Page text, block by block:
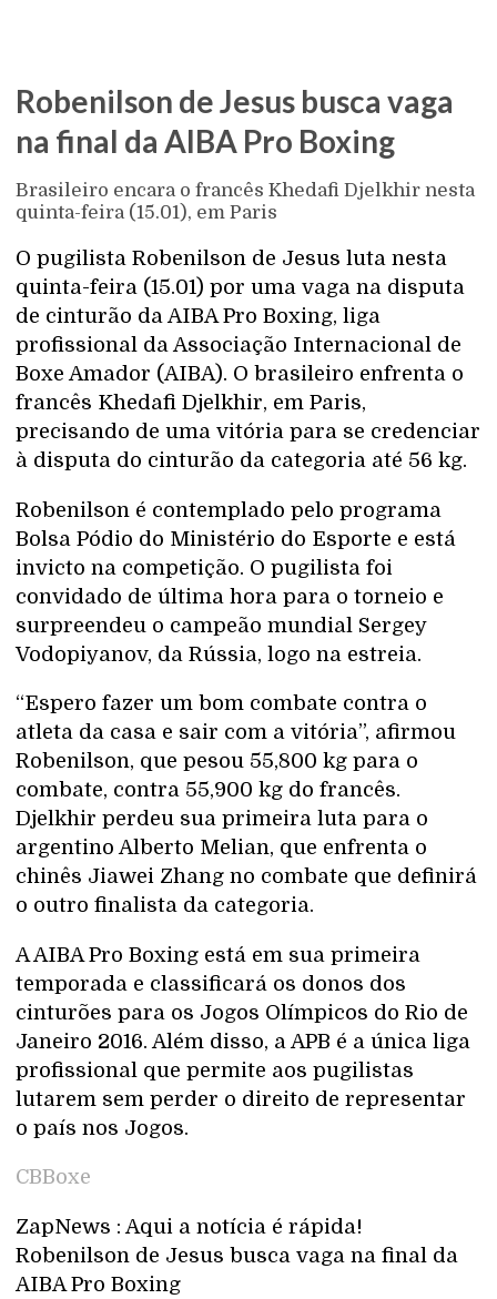
Robenilson de Jesus busca vaga
na final da AIBA Pro Boxing
Brasileiro encara o francês Khedafi Djelkhir nesta
quinta-feira (15.01), em Paris
O pugilista Robenilson de Jesus luta nesta
quinta-feira (15.01) por uma vaga na disputa
de cinturão da AIBA Pro Boxing, liga
profissional da Associação Internacional de
Boxe Amador (AIBA). O brasileiro enfrenta o
francês Khedafi Djelkhir, em Paris,
precisando de uma vitória para se credenciar
à disputa do cinturão da categoria até 56 kg.
Robenilson é contemplado pelo programa
Bolsa Pódio do Ministério do Esporte e está
invicto na competição. O pugilista foi
convidado de última hora para o torneio e
surpreendeu o campeão mundial Sergey
Vodopiyanov, da Rússia, logo na estreia.
“Espero fazer um bom combate contra o
atleta da casa e sair com a vitória”, afirmou
Robenilson, que pesou 55,800 kg para o
combate, contra 55,900 kg do francês.
Djelkhir perdeu sua primeira luta para o
argentino Alberto Melian, que enfrenta o
chinês Jiawei Zhang no combate que definirá
o outro finalista da categoria.
A AIBA Pro Boxing está em sua primeira
temporada e classificará os donos dos
cinturões para os Jogos Olímpicos do Rio de
Janeiro 2016. Além disso, a APB é a única liga
profissional que permite aos pugilistas
lutarem sem perder o direito de representar
o país nos Jogos.
CBBoxe
ZapNews : Aqui a notícia é rápida!
Robenilson de Jesus busca vaga na final da
AIBA Pro Boxing